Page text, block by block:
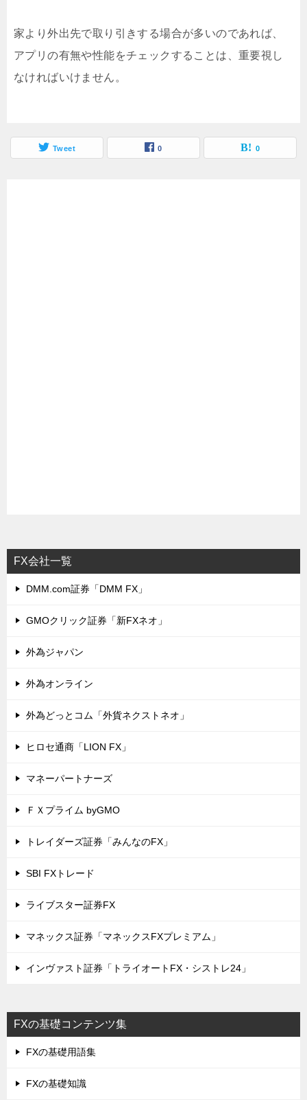
家より外出先で取り引きする場合が多いのであれば、
アプリの有無や性能をチェックすることは、重要視し
なければいけません。
Tweet 0 0
FX会社一覧
DMM.com証券「DMM FX」
GMOクリック証券「新FXネオ」
外為ジャパン
外為オンライン
外為どっとコム「外貨ネクストネオ」
ヒロセ通商「LION FX」
マネーパートナーズ
ＦＸプライム byGMO
トレイダーズ証券「みんなのFX」
SBI FXトレード
ライブスター証券FX
マネックス証券「マネックスFXプレミアム」
インヴァスト証券「トライオートFX・シストレ24」
FXの基礎コンテンツ集
FXの基礎用語集
FXの基礎知識